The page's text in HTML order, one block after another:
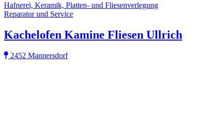
Hafnerei, Keramik, Platten- und Fliesenverlegung
Reparatur und Service
Kachelofen Kamine Fliesen Ullrich
2452 Mannersdorf